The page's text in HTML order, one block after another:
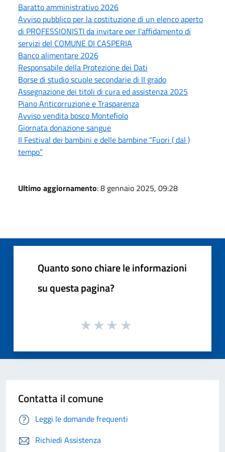
Baratto amministrativo 2026
Avviso pubblico per la costituzione di un elenco aperto
di PROFESSIONISTI da invitare per l'affidamento di
servizi del COMUNE DI CASPERIA
Banco alimentare 2026
Responsabile della Protezione dei Dati
Borse di studio scuole secondarie di II grado
Assegnazione dei titoli di cura ed assistenza 2025
Piano Anticorruzione e Trasparenza
Avviso vendita bosco Montefiolo
Giornata donazione sangue
Il Festival dei bambini e delle bambine “Fuori ( dal )
tempo”
Ultimo aggiornamento: 8 gennaio 2025, 09:28
Quanto sono chiare le informazioni
su questa pagina?
Contatta il comune
Leggi le domande frequenti
Richiedi Assistenza